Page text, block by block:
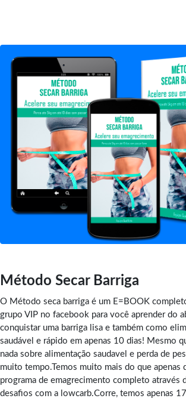
Método Secar Barriga
O Método seca barriga é um E=BOOK
grupo VIP no facebook para você aprender do
conquistar uma barriga lisa e também como
saudável e rápido em apenas 10 dias! Mesmo
nada sobre alimentação saudavel e perda de
muito tempo.Temos muito mais do que apenas
programa de emagrecimento completo através
desafios com a lowcarb.Corre, temos apenas